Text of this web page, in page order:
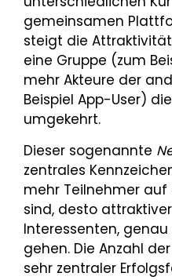
gemeinsamen
steigt die
eine Gruppe (zum
mehr Akteure der
Beispiel App-User)
umgekehrt.
Dieser sogenannte
zentrales
mehr Teilnehmer
sind, desto
Interessenten,
gehen. Die Anzahl
sehr zentraler